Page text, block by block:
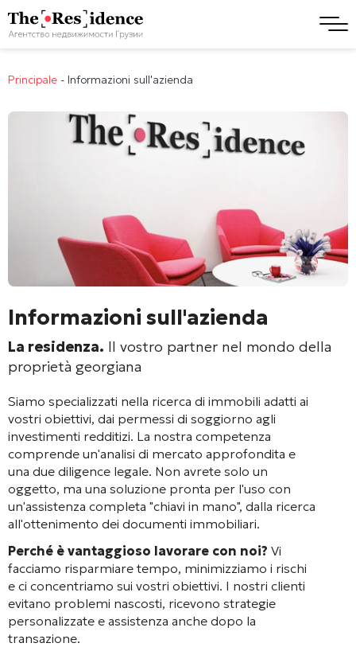
Principale - Informazioni sull'azienda
Informazioni sull'azienda
La residenza. Il vostro partner nel mondo della
proprietà georgiana
Siamo specializzati nella ricerca di immobili adatti ai
vostri obiettivi, dai permessi di soggiorno agli
investimenti redditizi. La nostra competenza
comprende un'analisi di mercato approfondita e
una due diligence legale. Non avrete solo un
oggetto, ma una soluzione pronta per l'uso con
un'assistenza completa "chiavi in mano", dalla ricerca
all'ottenimento dei documenti immobiliari.
Perché è vantaggioso lavorare con noi? Vi
facciamo risparmiare tempo, minimizziamo i rischi
e ci concentriamo sui vostri obiettivi. I nostri clienti
evitano problemi nascosti, ricevono strategie
personalizzate e assistenza anche dopo la
transazione.